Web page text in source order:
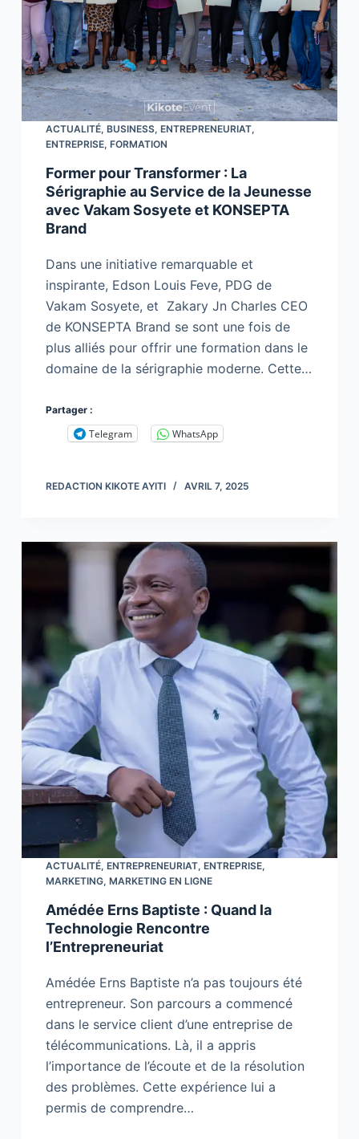
ACTUALITÉ, BUSINESS, ENTREPRENEURIAT,
ENTREPRISE, FORMATION
Former pour Transformer : La
Sérigraphie au Service de la Jeunesse
avec Vakam Sosyete et KONSEPTA
Brand
Dans une initiative remarquable et
inspirante, Edson Louis Feve, PDG de
Vakam Sosyete, et Zakary Jn Charles CEO
de KONSEPTA Brand se sont une fois de
plus alliés pour offrir une formation dans le
domaine de la sérigraphie moderne. Cette…
Partager :
Telegram WhatsApp
REDACTION KIKOTE AYITI AVRIL 7, 2025
ACTUALITÉ, ENTREPRENEURIAT, ENTREPRISE,
MARKETING, MARKETING EN LIGNE
Amédée Erns Baptiste : Quand la
Technologie Rencontre
l’Entrepreneuriat
Amédée Erns Baptiste n’a pas toujours été
entrepreneur. Son parcours a commencé
dans le service client d’une entreprise de
télécommunications. Là, il a appris
l’importance de l’écoute et de la résolution
des problèmes. Cette expérience lui a
permis de comprendre…